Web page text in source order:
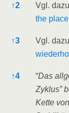
↑2 Vgl.
the place
↑3 Vgl.
↑4 “Das
Zyklus”
Ket­te